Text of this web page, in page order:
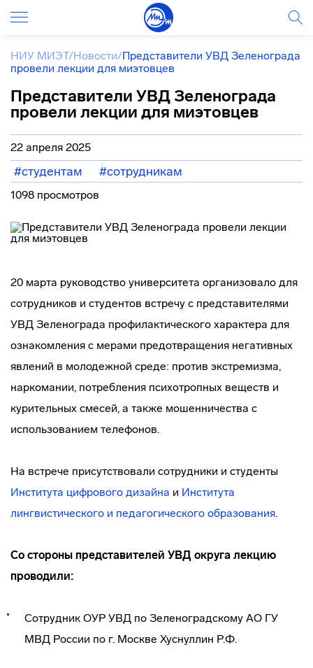
НИУ МИЭТ/Новости/Представители УВД Зеленограда
провели лекции для миэтовцев
Представители УВД Зеленограда
провели лекции для миэтовцев
22 апреля 2025
#студентам #сотрудникам
1098 просмотров
20 марта руководство университета организовало для
сотрудников и студентов встречу с представителями
УВД Зеленограда профилактического характера для
ознакомления с мерами предотвращения негативных
явлений в молодежной среде: против экстремизма,
наркомании, потребления психотропных веществ и
курительных смесей, а также мошенничества с
использованием телефонов.
На встрече присутствовали сотрудники и студенты
Института цифрового дизайна и Института
лингвистического и педагогического образования.
Со стороны представителей УВД округа лекцию
проводили:
Сотрудник ОУР УВД по Зеленоградскому АО ГУ
МВД России по г. Москве Хуснуллин Р.Ф.